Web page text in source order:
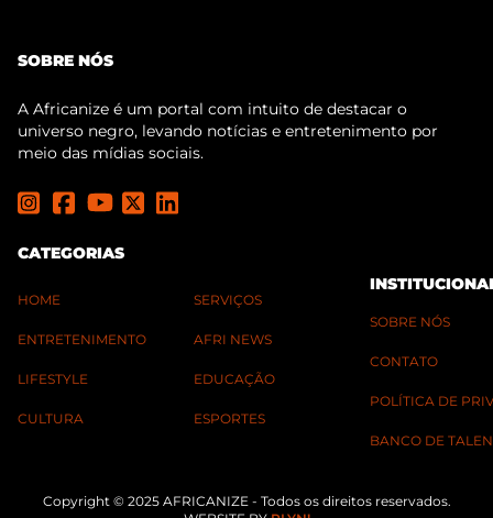
SOBRE NÓS
A Africanize é um portal com intuito de destacar o
universo negro, levando notícias e entretenimento por
meio das mídias sociais.
CATEGORIAS
HOME
ENTRETENIMENTO
LIFESTYLE
CULTURA
SERVIÇOS
AFRI NEWS
EDUCAÇÃO
ESPORTES
SOBRE NÓS
CONTATO
POLÍTICA DE
BANCO DE
Copyright © 2025 AFRICANIZE - Todos os direitos reservados.